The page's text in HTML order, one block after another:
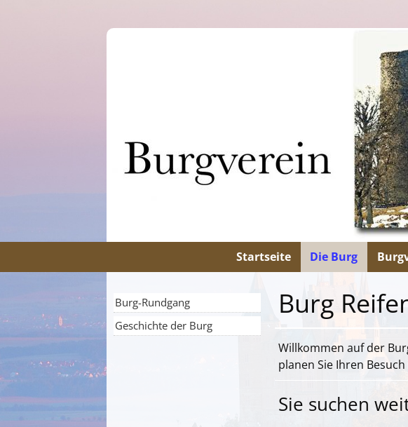
Startseite Die Burg
Burg-Rundgang
Geschichte der Burg
Burg
Willkommen auf der
planen Sie Ihren
Sie suchen